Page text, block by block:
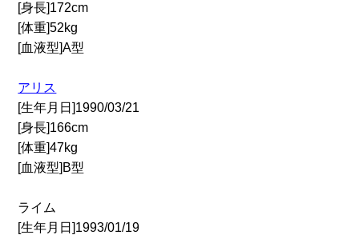
[身長]172cm
[体重]52kg
[血液型]A型
アリス
[生年月日]1990/03/21
[身長]166cm
[体重]47kg
[血液型]B型
ライム
[生年月日]1993/01/19